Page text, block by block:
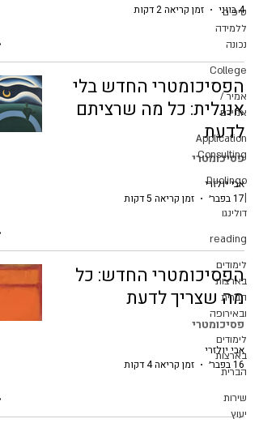
טיפים
ללמידה
נכונה
College
אמיר /
אמירם
Application
Consulting
Duolingo
|
דולינגו
reading
לימודים
בארצות
הברית
ובאירופה
לימודים
בארצות
הברית
שירות
יעוץ
4 ביוני
זמן קריאה 2 דקות
הפסיכומטרי החדש בלי
אנגלית: כל מה שרציתם
לדעת
פסיכומטרי
אבי יולזרי
17 בפבר׳
זמן קריאה 5 דקות
הפסיכומטרי החדש: כל
מה שצריך לדעת
פסיכומטרי
אבי יולזרי
16 בפבר׳
זמן קריאה 4 דקות